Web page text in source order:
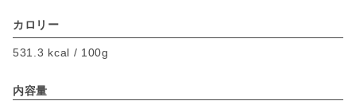
カロリー
531.3 kcal / 100g
内容量